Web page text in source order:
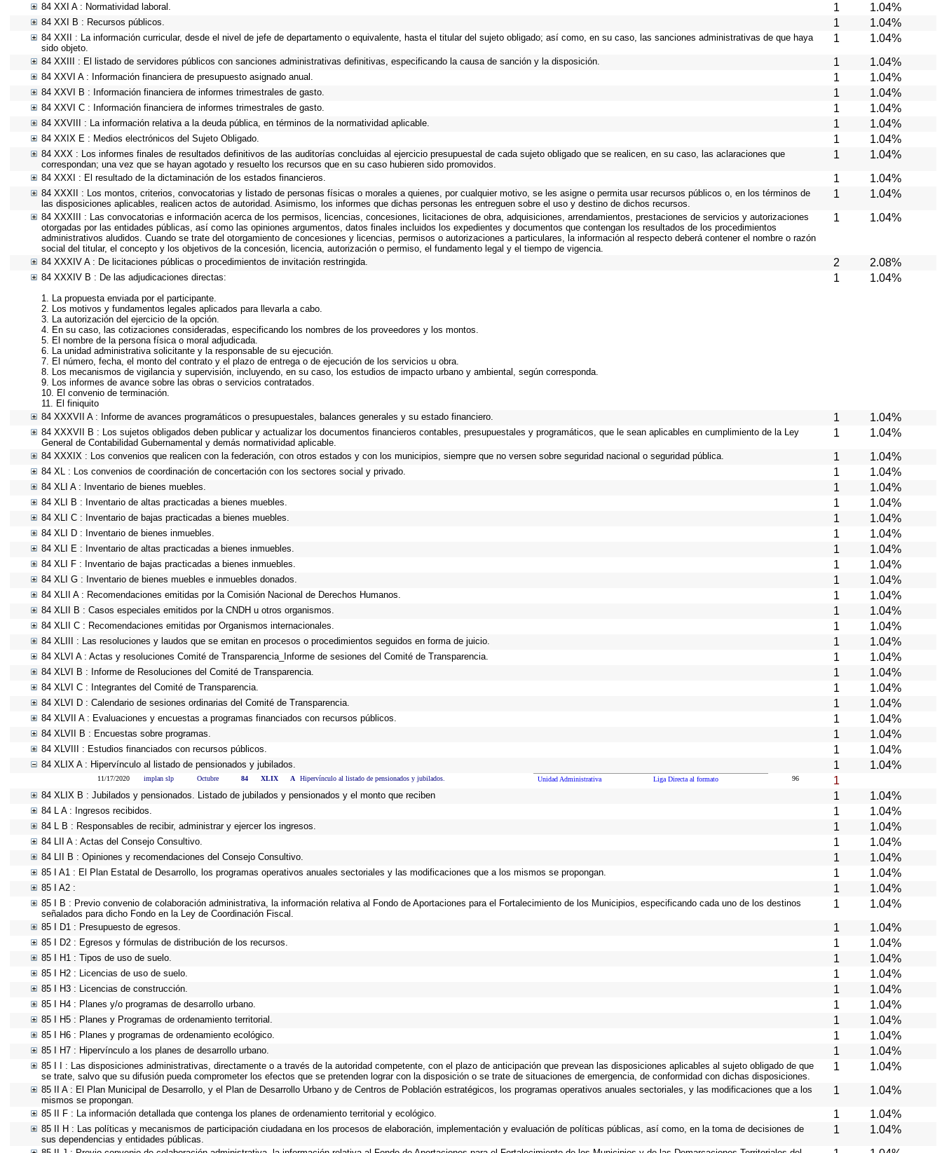
84 XXI A : Normatividad laboral. 1 1.04%
84 XXI B : Recursos públicos. 1 1.04%
84 XXII : La información curricular, desde el nivel de jefe de departamento o equivalente, hasta el titular del sujeto obligado; así como, en su caso, las sanciones administrativas de que haya
sido objeto.
1 1.04%
84 XXIII : El listado de servidores públicos con sanciones administrativas definitivas, especificando la causa de sanción y la disposición. 1 1.04%
84 XXVI A : Información financiera de presupuesto asignado anual. 1 1.04%
84 XXVI B : Información financiera de informes trimestrales de gasto. 1 1.04%
84 XXVI C : Información financiera de informes trimestrales de gasto. 1 1.04%
84 XXVIII : La información relativa a la deuda pública, en términos de la normatividad aplicable. 1 1.04%
84 XXIX E : Medios electrónicos del Sujeto Obligado. 1 1.04%
84 XXX : Los informes finales de resultados definitivos de las auditorías concluidas al ejercicio presupuestal de cada sujeto obligado que se realicen, en su caso, las aclaraciones que
correspondan; una vez que se hayan agotado y resuelto los recursos que en su caso hubieren sido promovidos.
1 1.04%
84 XXXI : El resultado de la dictaminación de los estados financieros. 1 1.04%
84 XXXII : Los montos, criterios, convocatorias y listado de personas físicas o morales a quienes, por cualquier motivo, se les asigne o permita usar recursos públicos o, en los términos de
las disposiciones aplicables, realicen actos de autoridad. Asimismo, los informes que dichas personas les entreguen sobre el uso y destino de dichos recursos.
1 1.04%
84 XXXIII : Las convocatorias e información acerca de los permisos, licencias, concesiones, licitaciones de obra, adquisiciones, arrendamientos, prestaciones de servicios y autorizaciones
otorgadas por las entidades públicas, así como las opiniones argumentos, datos finales incluidos los expedientes y documentos que contengan los resultados de los procedimientos
administrativos aludidos. Cuando se trate del otorgamiento de concesiones y licencias, permisos o autorizaciones a particulares, la información al respecto deberá contener el nombre o razón
social del titular, el concepto y los objetivos de la concesión, licencia, autorización o permiso, el fundamento legal y el tiempo de vigencia.
1 1.04%
84 XXXIV A : De licitaciones públicas o procedimientos de invitación restringida. 2 2.08%
84 XXXIV B : De las adjudicaciones directas:
1. La propuesta enviada por el participante.
2. Los motivos y fundamentos legales aplicados para llevarla a cabo.
3. La autorización del ejercicio de la opción.
4. En su caso, las cotizaciones consideradas, especificando los nombres de los proveedores y los montos.
5. El nombre de la persona física o moral adjudicada.
6. La unidad administrativa solicitante y la responsable de su ejecución.
7. El número, fecha, el monto del contrato y el plazo de entrega o de ejecución de los servicios u obra.
8. Los mecanismos de vigilancia y supervisión, incluyendo, en su caso, los estudios de impacto urbano y ambiental, según corresponda.
9. Los informes de avance sobre las obras o servicios contratados.
10. El convenio de terminación.
11. El finiquito
1 1.04%
84 XXXVII A : Informe de avances programáticos o presupuestales, balances generales y su estado financiero. 1 1.04%
84 XXXVII B : Los sujetos obligados deben publicar y actualizar los documentos financieros contables, presupuestales y programáticos, que le sean aplicables en cumplimiento de la Ley
General de Contabilidad Gubernamental y demás normatividad aplicable.
1 1.04%
84 XXXIX : Los convenios que realicen con la federación, con otros estados y con los municipios, siempre que no versen sobre seguridad nacional o seguridad pública. 1 1.04%
84 XL : Los convenios de coordinación de concertación con los sectores social y privado. 1 1.04%
84 XLI A : Inventario de bienes muebles. 1 1.04%
84 XLI B : Inventario de altas practicadas a bienes muebles. 1 1.04%
84 XLI C : Inventario de bajas practicadas a bienes muebles. 1 1.04%
84 XLI D : Inventario de bienes inmuebles. 1 1.04%
84 XLI E : Inventario de altas practicadas a bienes inmuebles. 1 1.04%
84 XLI F : Inventario de bajas practicadas a bienes inmuebles. 1 1.04%
84 XLI G : Inventario de bienes muebles e inmuebles donados. 1 1.04%
84 XLII A : Recomendaciones emitidas por la Comisión Nacional de Derechos Humanos. 1 1.04%
84 XLII B : Casos especiales emitidos por la CNDH u otros organismos. 1 1.04%
84 XLII C : Recomendaciones emitidas por Organismos internacionales. 1 1.04%
84 XLIII : Las resoluciones y laudos que se emitan en procesos o procedimientos seguidos en forma de juicio. 1 1.04%
84 XLVI A : Actas y resoluciones Comité de Transparencia_Informe de sesiones del Comité de Transparencia. 1 1.04%
84 XLVI B : Informe de Resoluciones del Comité de Transparencia. 1 1.04%
84 XLVI C : Integrantes del Comité de Transparencia. 1 1.04%
84 XLVI D : Calendario de sesiones ordinarias del Comité de Transparencia. 1 1.04%
84 XLVII A : Evaluaciones y encuestas a programas financiados con recursos públicos. 1 1.04%
84 XLVII B : Encuestas sobre programas. 1 1.04%
84 XLVIII : Estudios financiados con recursos públicos. 1 1.04%
84 XLIX A : Hipervínculo al listado de pensionados y jubilados. 1 1.04%
11/17/2020 implan slp Octubre 84 XLIX A Hipervínculo al listado de pensionados y jubilados. Unidad Administrativa Liga Directa al formato 96 1
84 XLIX B : Jubilados y pensionados. Listado de jubilados y pensionados y el monto que reciben 1 1.04%
84 L A : Ingresos recibidos. 1 1.04%
84 L B : Responsables de recibir, administrar y ejercer los ingresos. 1 1.04%
84 LII A : Actas del Consejo Consultivo. 1 1.04%
84 LII B : Opiniones y recomendaciones del Consejo Consultivo. 1 1.04%
85 I A1 : El Plan Estatal de Desarrollo, los programas operativos anuales sectoriales y las modificaciones que a los mismos se propongan. 1 1.04%
85 I A2 : 1 1.04%
85 I B : Previo convenio de colaboración administrativa, la información relativa al Fondo de Aportaciones para el Fortalecimiento de los Municipios, especificando cada uno de los destinos
señalados para dicho Fondo en la Ley de Coordinación Fiscal.
1 1.04%
85 I D1 : Presupuesto de egresos. 1 1.04%
85 I D2 : Egresos y fórmulas de distribución de los recursos. 1 1.04%
85 I H1 : Tipos de uso de suelo. 1 1.04%
85 I H2 : Licencias de uso de suelo. 1 1.04%
85 I H3 : Licencias de construcción. 1 1.04%
85 I H4 : Planes y/o programas de desarrollo urbano. 1 1.04%
85 I H5 : Planes y Programas de ordenamiento territorial. 1 1.04%
85 I H6 : Planes y programas de ordenamiento ecológico. 1 1.04%
85 I H7 : Hipervínculo a los planes de desarrollo urbano. 1 1.04%
85 I I : Las disposiciones administrativas, directamente o a través de la autoridad competente, con el plazo de anticipación que prevean las disposiciones aplicables al sujeto obligado de que
se trate, salvo que su difusión pueda comprometer los efectos que se pretenden lograr con la disposición o se trate de situaciones de emergencia, de conformidad con dichas disposiciones.
1 1.04%
85 II A : El Plan Municipal de Desarrollo, y el Plan de Desarrollo Urbano y de Centros de Población estratégicos, los programas operativos anuales sectoriales, y las modificaciones que a los
mismos se propongan.
1 1.04%
85 II F : La información detallada que contenga los planes de ordenamiento territorial y ecológico. 1 1.04%
85 II H : Las políticas y mecanismos de participación ciudadana en los procesos de elaboración, implementación y evaluación de políticas públicas, así como, en la toma de decisiones de
sus dependencias y entidades públicas.
1 1.04%